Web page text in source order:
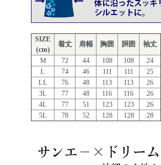
SIZE
(cm)
着丈 肩幅 胸囲 胴囲 袖丈
M 72 44 108 108
24
L
74 46 111 111
25
LL
76 48 113 113
26
3L
77 48 116 116
26
4L
77 51 123 123
26
5L
78 52 128 128 28